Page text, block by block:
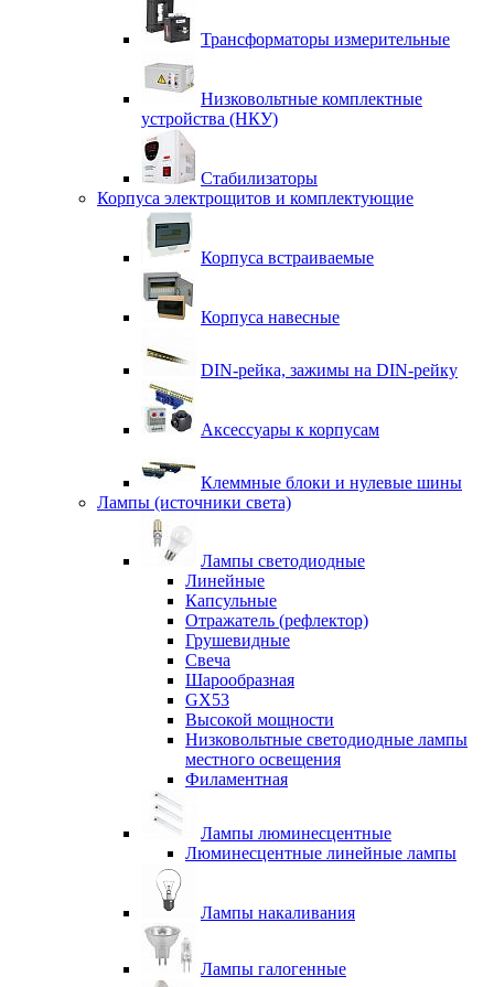
Трансформаторы измерительные
Низковольтные комплектные
устройства (НКУ)
Стабилизаторы
Корпуса электрощитов и комплектующие
Корпуса встраиваемые
Корпуса навесные
DIN-рейка, зажимы на DIN-рейку
Аксессуары к корпусам
Клеммные блоки и нулевые шины
Лампы (источники света)
Лампы светодиодные
Линейные
Капсульные
Отражатель (рефлектор)
Грушевидные
Свеча
Шарообразная
GX53
Высокой мощности
Низковольтные светодиодные лампы
местного освещения
Филаментная
Лампы люминесцентные
Люминесцентные линейные лампы
Лампы накаливания
Лампы галогенные